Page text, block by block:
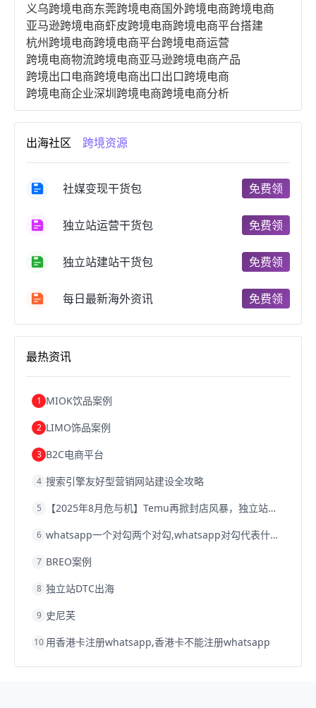
义乌跨境电商东莞跨境电商国外跨境电商跨境电商
亚马逊跨境电商虾皮跨境电商跨境电商平台搭建
杭州跨境电商跨境电商平台跨境电商运营
跨境电商物流跨境电商亚马逊跨境电商产品
跨境出口电商跨境电商出口出口跨境电商
跨境电商企业深圳跨境电商跨境电商分析
进口跨境电商跨境电商服务广州跨境电商
跨境电商市场跨境电商创业跨境电商注册
跨境电商开店跨境电商营销
跨境电商商品个人跨境电商跨境电商案例
郑州跨境电商跨境电商趋势
跨境电商费用美国跨境电商
天津跨境电商东南亚跨境电商
跨境电商b2b阿里巴巴跨境电商
跨境电商关税
跨境电商建站
浙江跨境电商宁波跨境电商跨境电商的模式
跨境电商优势跨境电商的优势
出海社区 跨境资源
社媒变现干货包 免费领
独立站运营干货包 免费领
独立站建站干货包 免费领
每日最新海外资讯 免费领
最热资讯
1 MIOK饮品案例
2 LIMO饰品案例
3 B2C电商平台
4 搜索引擎友好型营销网站建设全攻略
5 【2025年8月危与机】Temu再掀封店风暴，独立站才是跨境卖家的避险通道
6 whatsapp一个对勾两个对勾,whatsapp对勾代表什么意思
7 BREO案例
8 独立站DTC出海
9 史尼芙
10 用香港卡注册whatsapp,香港卡不能注册whatsapp